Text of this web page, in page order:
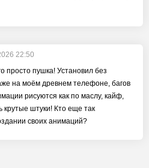
22:50
просто пушка! Установил без
на моём древнем телефоне, багов
рисуются как по маслу, кайф,
крутые штуки! Кто еще так
своих анимаций?